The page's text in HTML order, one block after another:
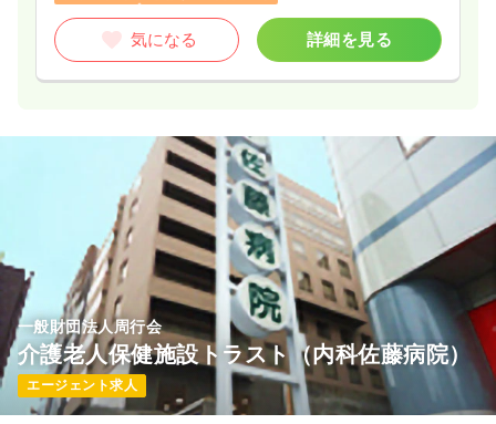
気になる 詳細を見る
一般財団法人周行会
介護老人保健施設トラスト（内科佐藤病院）
エージェント求人